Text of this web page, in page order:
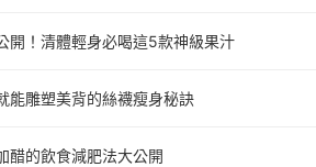
開！清體輕身必喝這5款神級果汁
能雕塑美背的絲襪瘦身秘訣
醋的飲食減肥法大公開